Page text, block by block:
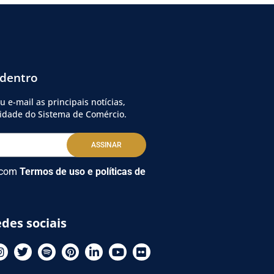
e-mail as principais notícias,
do Sistema de Comércio.
ASSINAR
Termos de uso e políticas de
sociais
T
w
S
p
P
i
L
i
Y
o
F
l